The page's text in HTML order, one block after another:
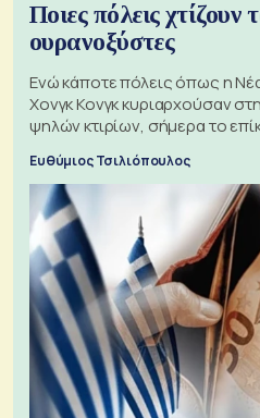
Ποιες πόλεις χτίζουν
ουρανοξύστες
Ενώ κάποτε πόλεις όπως η
Χονγκ Κονγκ κυριαρχούσαν
ψηλών κτιρίων, σήμερα το
Ευθύμιος Τσιλιόπουλος